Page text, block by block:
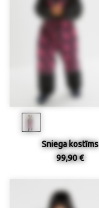
Sniega kostīms
99,90 €